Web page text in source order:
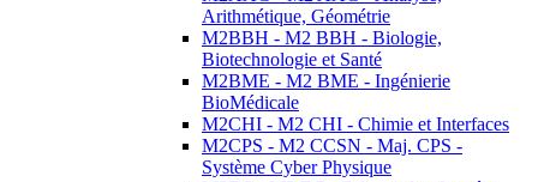
Arithmétique, Géométrie
M2BBH - M2 BBH - Biologie,
Biotechnologie et Santé
M2BME - M2 BME - Ingénierie
BioMédicale
M2CHI - M2 CHI - Chimie et Interfaces
M2CPS - M2 CCSN - Maj. CPS -
Système Cyber Physique